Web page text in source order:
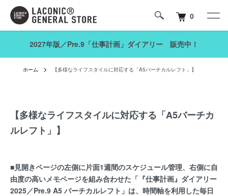
0
2027年版／Pre.9「仕事計画」ダイアリー 販売中！
ホーム 【多様なライフスタイルに対応する「A5バーチカルレフト」】
【多様なライフスタイルに対応する「A5バーチカ
ルレフト」】
■見開きページの左側に片面1週間のスケジュール管理、右側に自
由度の高いメモページを組み合わせた「『仕事計画』ダイアリー
2025／Pre.9 A5 バーチカルレフト」は、時間軸を利用した毎日